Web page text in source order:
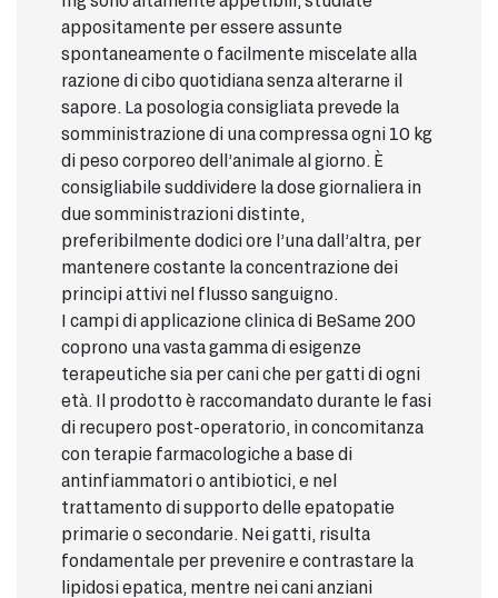
appositamente per essere assunte
spontaneamente o facilmente miscelate alla
razione di cibo quotidiana senza alterarne il
sapore. La posologia consigliata prevede la
somministrazione di una compressa ogni 10 kg
di peso corporeo dell’animale al giorno. È
consigliabile suddividere la dose giornaliera in
due somministrazioni distinte,
preferibilmente dodici ore l’una dall’altra, per
mantenere costante la concentrazione dei
principi attivi nel flusso sanguigno.
I campi di applicazione clinica di BeSame 200
coprono una vasta gamma di esigenze
terapeutiche sia per cani che per gatti di ogni
età. Il prodotto è raccomandato durante le fasi
di recupero post-operatorio, in concomitanza
con terapie farmacologiche a base di
antinfiammatori o antibiotici, e nel
trattamento di supporto delle epatopatie
primarie o secondarie. Nei gatti, risulta
fondamentale per prevenire e contrastare la
lipidosi epatica, mentre nei cani anziani